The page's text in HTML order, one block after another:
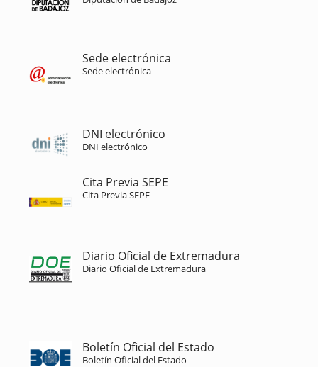
Sede electrónica
Sede electrónica
DNI electrónico
DNI electrónico
Cita Previa SEPE
Cita Previa SEPE
Diario Oficial de Extremadura
Diario Oficial de Extremadura
Boletín Oficial del Estado
Boletín Oficial del Estado